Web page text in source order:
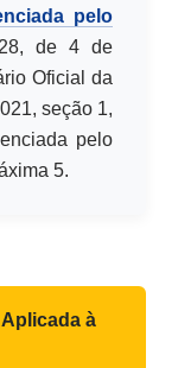
pelo
de 4 de
Oficial da
seção 1,
pelo
5.
à